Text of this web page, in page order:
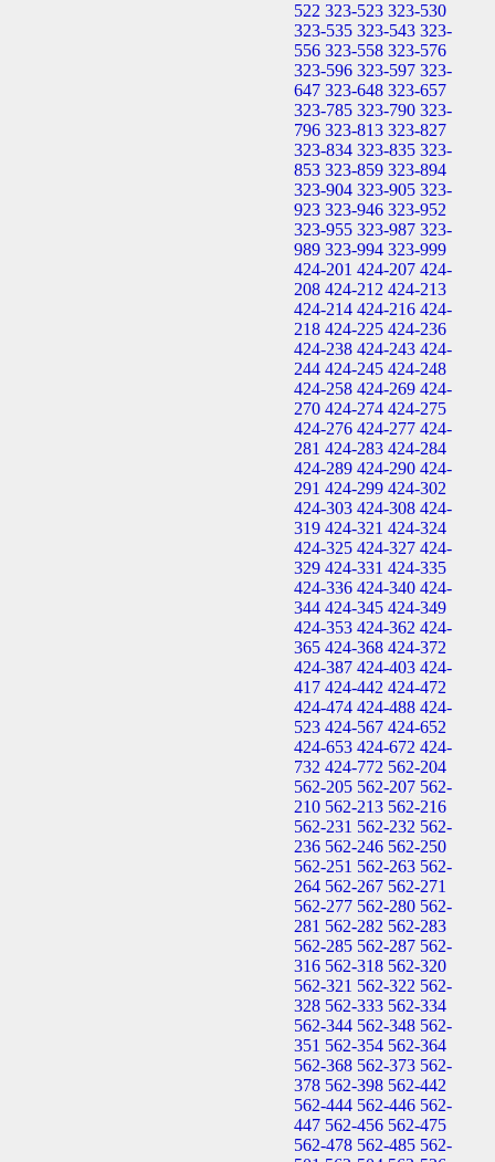
522 323-523 323-530
323-535 323-543 323-
556 323-558 323-576
323-596 323-597 323-
647 323-648 323-657
323-785 323-790 323-
796 323-813 323-827
323-834 323-835 323-
853 323-859 323-894
323-904 323-905 323-
923 323-946 323-952
323-955 323-987 323-
989 323-994 323-999
424-201 424-207 424-
208 424-212 424-213
424-214 424-216 424-
218 424-225 424-236
424-238 424-243 424-
244 424-245 424-248
424-258 424-269 424-
270 424-274 424-275
424-276 424-277 424-
281 424-283 424-284
424-289 424-290 424-
291 424-299 424-302
424-303 424-308 424-
319 424-321 424-324
424-325 424-327 424-
329 424-331 424-335
424-336 424-340 424-
344 424-345 424-349
424-353 424-362 424-
365 424-368 424-372
424-387 424-403 424-
417 424-442 424-472
424-474 424-488 424-
523 424-567 424-652
424-653 424-672 424-
732 424-772 562-204
562-205 562-207 562-
210 562-213 562-216
562-231 562-232 562-
236 562-246 562-250
562-251 562-263 562-
264 562-267 562-271
562-277 562-280 562-
281 562-282 562-283
562-285 562-287 562-
316 562-318 562-320
562-321 562-322 562-
328 562-333 562-334
562-344 562-348 562-
351 562-354 562-364
562-368 562-373 562-
378 562-398 562-442
562-444 562-446 562-
447 562-456 562-475
562-478 562-485 562-